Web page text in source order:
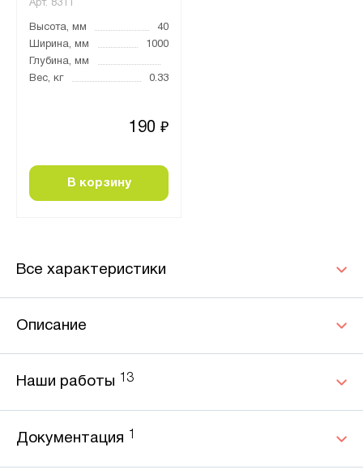
Арт. 8311
Высота, мм
40
Ширина, мм
1000
Глубина, мм
Вес, кг
0.33
190 ₽
В корзину
Все характеристики
Описание
Наши работы 13
Документация